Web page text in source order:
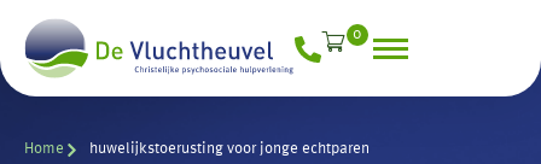
0
Home huwelijkstoerusting voor jonge echtparen